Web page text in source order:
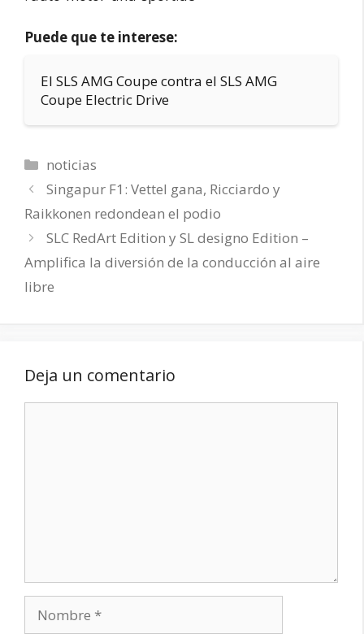
Puede que te interese:
El SLS AMG Coupe contra el SLS AMG
Coupe Electric Drive
Categorías
noticias
Singapur F1: Vettel gana, Ricciardo y
Raikkonen redondean el podio
SLC RedArt Edition y SL designo Edition –
Amplifica la diversión de la conducción al aire
libre
Deja un comentario